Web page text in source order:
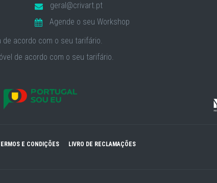
geral@crivart.pt
Agende o seu Workshop
acordo com o seu tarifário.
de acordo com o seu tarifário.
E CONDIÇÕES LIVRO DE RECLAMAÇÕES